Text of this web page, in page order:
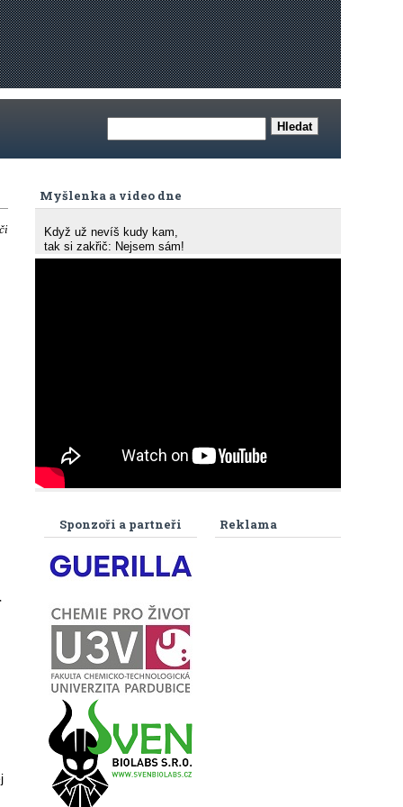
Myšlenka a video dne
Když už nevíš kudy kam,
tak si zakřič: Nejsem sám!
Reklama
Sponzoři a partneři